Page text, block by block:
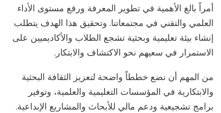
أمراً بالغ الأهمية في تطوير المعرفة ورفع مستوى الأداء
العلمي والتقني في مجتمعاتنا. وتحقيق هذا الهدف يتطلب
إنشاء بيئة تعليمية وبحثية تشجع الطلاب والأكاديميين على
الاستمرار في سعيهم نحو الاكتشاف والابتكار.
من المهم أن نضع خططاً واضحة لتعزيز الثقافة البحثية
والابتكارية في المؤسسات التعليمية والعلمية، وتوفير
برامج تشجيعية ودعم مالي للأبحاث والمشاريع الإبداعية.